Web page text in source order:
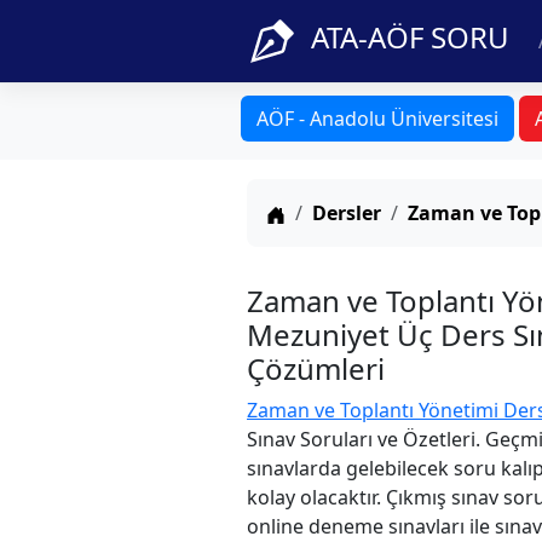
ATA-AÖF SORU
AÖF - Anadolu Üniversitesi
Anasayfa
Dersler Zaman ve
Zaman ve Toplantı
Mezuniyet Üç Ders
Çözümleri
Zaman ve Toplantı Yönetimi
Sınav Soruları ve Özetleri.
sınavlarda gelebilecek soru
kolay olacaktır. Çıkmış sınav
online deneme sınavları ile